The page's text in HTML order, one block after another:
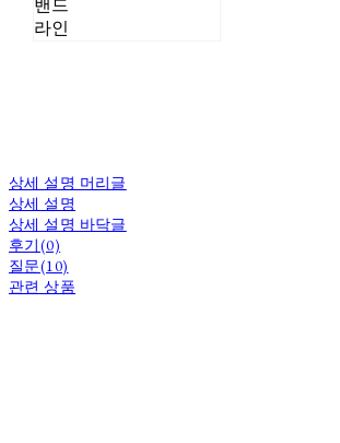
밴드
라인
상세 설명 머리글
상세 설명
상세 설명 바닥글
후기(0)
질문(10)
관련 상품